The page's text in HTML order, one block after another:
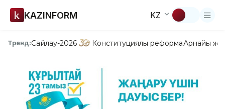
KAZINFORM KZ
Тренд:Сайлау-2026 Конституциялық реформаАрнайы